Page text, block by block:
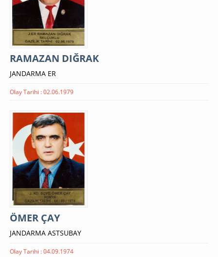
RAMAZAN DIĞRAK
JANDARMA ER
Olay Tarihi : 02.06.1979
ÖMER ÇAY
JANDARMA ASTSUBAY
Olay Tarihi : 04.09.1974